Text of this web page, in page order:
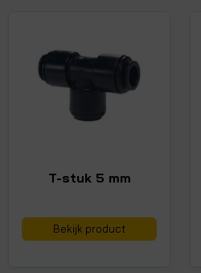
T-stuk 5 mm
Bekijk product